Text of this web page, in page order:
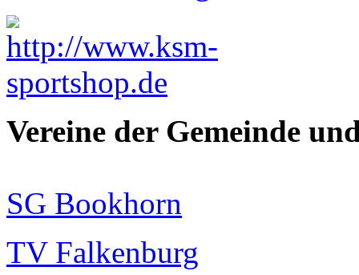
Vereine der Gemeinde
SG Bookhorn
TV Falkenburg